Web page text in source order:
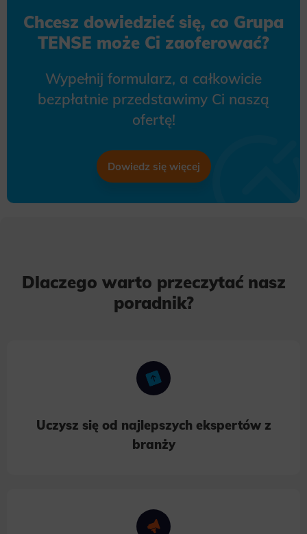
Chcesz dowiedzieć się, co Grupa
TENSE może Ci zaoferować?
Wypełnij formularz, a całkowicie
bezpłatnie przedstawimy Ci naszą
ofertę!
Dowiedz się więcej
Dlaczego warto przeczytać nasz
poradnik?
Uczysz się od najlepszych ekspertów z
branży